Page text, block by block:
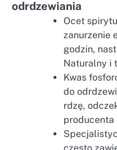
odrdzewiania
Ocet
zanurzenie
godzin,
Naturalny i
Kwas
do
rdzę,
producenta